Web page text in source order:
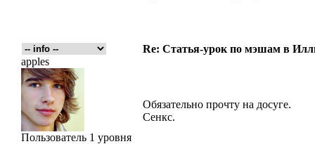
Re: Статья-урок по мэшам в
apples
Пользователь 1 уровня
Обязательно прочту на досуге.
Сенкс.